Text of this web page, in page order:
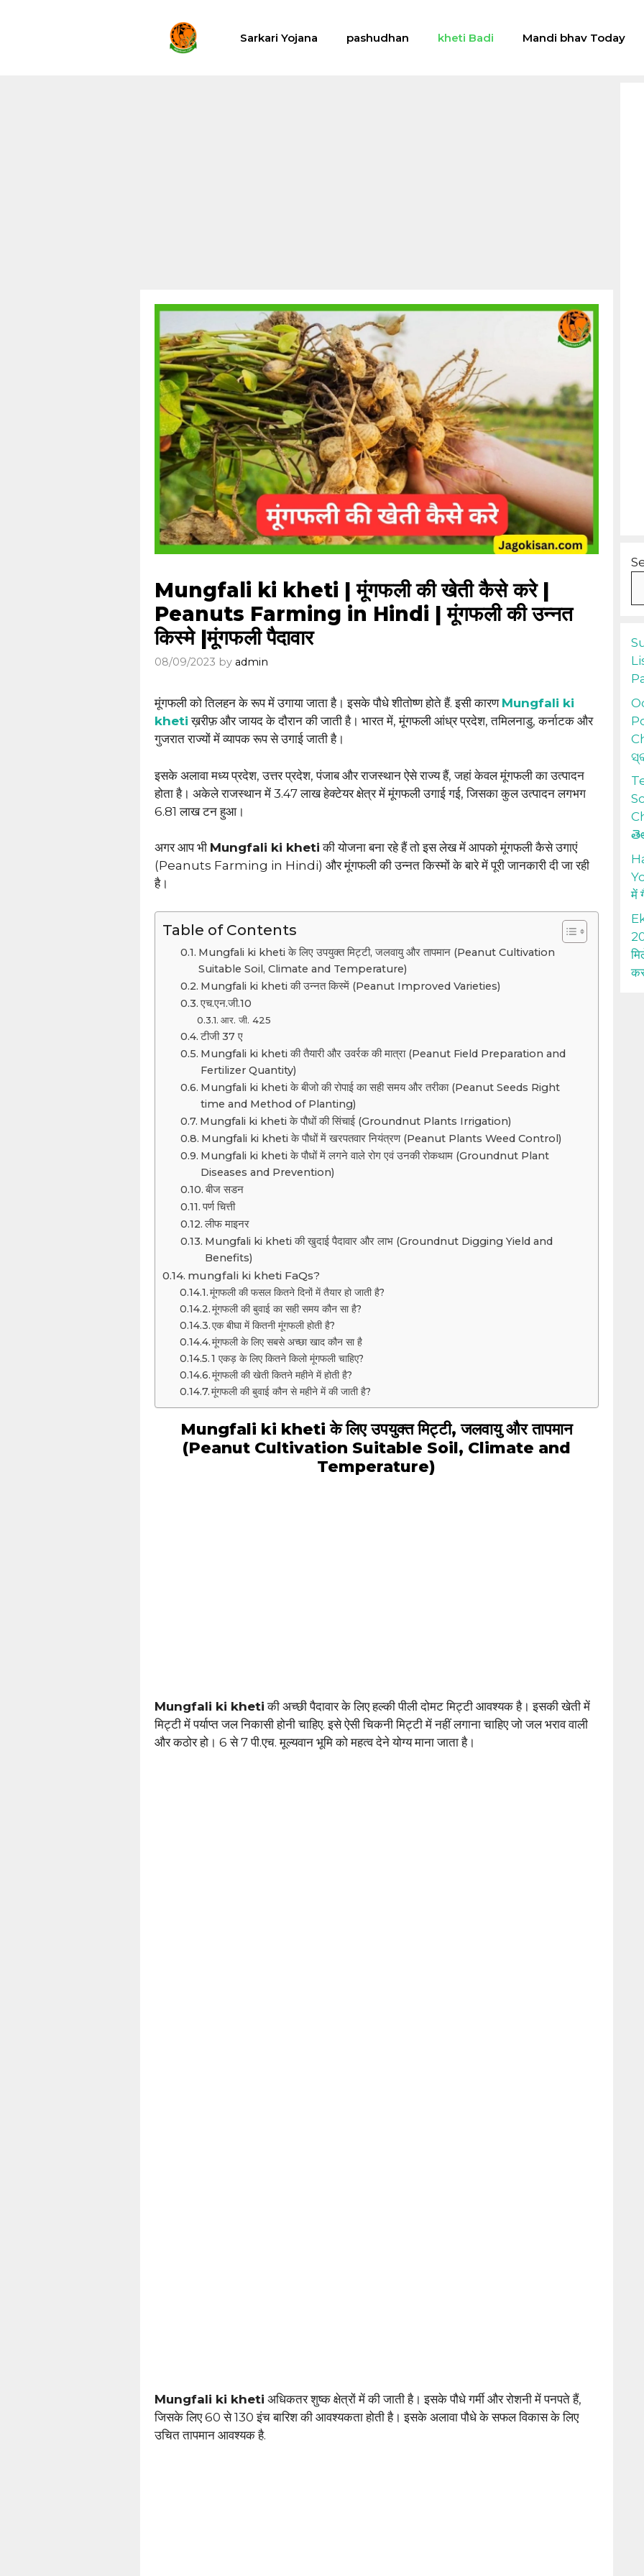
Sarkari Yojana pashudhan kheti Badi Mandi bhav Today
Mungfali ki kheti | मूंगफली की खेती कैसे करे |
Peanuts Farming in Hindi | मूंगफली की उन्नत
किस्मे |मूंगफली पैदावार
08/09/2023 by admin
मूंगफली को तिलहन के रूप में उगाया जाता है। इसके पौधे शीतोष्ण होते हैं. इसी कारण Mungfali ki
kheti ख़रीफ़ और जायद के दौरान की जाती है। भारत में, मूंगफली आंध्र प्रदेश, तमिलनाडु, कर्नाटक और
गुजरात राज्यों में व्यापक रूप से उगाई जाती है।
इसके अलावा मध्य प्रदेश, उत्तर प्रदेश, पंजाब और राजस्थान ऐसे राज्य हैं, जहां केवल मूंगफली का उत्पादन
होता है। अकेले राजस्थान में 3.47 लाख हेक्टेयर क्षेत्र में मूंगफली उगाई गई, जिसका कुल उत्पादन लगभग
6.81 लाख टन हुआ।
अगर आप भी Mungfali ki kheti की योजना बना रहे हैं तो इस लेख में आपको मूंगफली कैसे उगाएं
(Peanuts Farming in Hindi) और मूंगफली की उन्नत किस्मों के बारे में पूरी जानकारी दी जा रही
है।
Table of Contents
Mungfali ki kheti के लिए उपयुक्त मिट्टी, जलवायु और तापमान (Peanut Cultivation
Suitable Soil, Climate and Temperature)
Mungfali ki kheti की उन्नत किस्में (Peanut Improved Varieties)
एच.एन.जी.10
आर. जी. 425
टीजी 37 ए
Mungfali ki kheti की तैयारी और उवर्रक की मात्रा (Peanut Field Preparation and
Fertilizer Quantity)
Mungfali ki kheti के बीजो की रोपाई का सही समय और तरीका (Peanut Seeds Right
time and Method of Planting)
Mungfali ki kheti के पौधों की सिंचाई (Groundnut Plants Irrigation)
Mungfali ki kheti के पौधों में खरपतवार नियंत्रण (Peanut Plants Weed Control)
Mungfali ki kheti के पौधों में लगने वाले रोग एवं उनकी रोकथाम (Groundnut Plant
Diseases and Prevention)
बीज सडन
पर्ण चित्ती
लीफ माइनर
Mungfali ki kheti की खुदाई पैदावार और लाभ (Groundnut Digging Yield and
Benefits)
mungfali ki kheti FaQs?
मूंगफली की फसल कितने दिनों में तैयार हो जाती है?
मूंगफली की बुवाई का सही समय कौन सा है?
एक बीघा में कितनी मूंगफली होती है?
मूंगफली के लिए सबसे अच्छा खाद कौन सा है
1 एकड़ के लिए कितने किलो मूंगफली चाहिए?
मूंगफली की खेती कितने महीने में होती है?
मूंगफली की बुवाई कौन से महीने में की जाती है?
Mungfali ki kheti के लिए उपयुक्त मिट्टी, जलवायु और तापमान
(Peanut Cultivation Suitable Soil, Climate and
Temperature)
Mungfali ki kheti की अच्छी पैदावार के लिए हल्की पीली दोमट मिट्टी आवश्यक है। इसकी खेती में
मिट्टी में पर्याप्त जल निकासी होनी चाहिए. इसे ऐसी चिकनी मिट्टी में नहीं लगाना चाहिए जो जल भराव वाली
और कठोर हो। 6 से 7 पी.एच. मूल्यवान भूमि को महत्व देने योग्य माना जाता है।
Mungfali ki kheti अधिकतर शुष्क क्षेत्रों में की जाती है। इसके पौधे गर्मी और रोशनी में पनपते हैं,
जिसके लिए 60 से 130 इंच बारिश की आवश्यकता होती है। इसके अलावा पौधे के सफल विकास के लिए
उचित तापमान आवश्यक है.
में